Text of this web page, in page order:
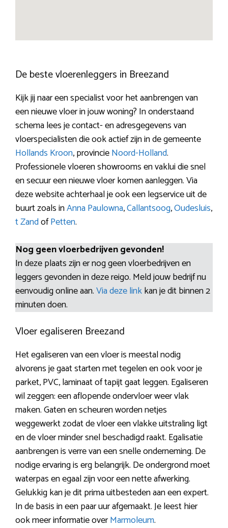
De beste vloerenleggers in Breezand
Kijk jij naar een specialist voor het aanbrengen van
een nieuwe vloer in jouw woning? In onderstaand
schema lees je contact- en adresgegevens van
vloerspecialisten die ook actief zijn in de gemeente
Hollands Kroon, provincieNoord-Holland.
Professionele vloeren showrooms en vaklui die snel
en secuur een nieuwe vloer komen aanleggen. Via
deze website achterhaal je ook een legservice uit de
buurt zoals inAnna Paulowna,Callantsoog,Oudesluis,
t ZandofPetten.
Nog geen vloerbedrijven gevonden!
In deze plaats zijn er nog geen vloerbedrijven en
leggers gevonden in deze reigo. Meld jouw bedrijf nu
eenvoudig online aan.Via deze linkkan je dit binnen 2
minuten doen.
Vloer egaliseren Breezand
Het egaliseren van een vloer is meestal nodig
alvorens je gaat starten met tegelen en ook voor je
parket, PVC, laminaat of tapijt gaat leggen. Egaliseren
wil zeggen: een aflopende ondervloer weer vlak
maken. Gaten en scheuren worden netjes
weggewerkt zodat de vloer een vlakke uitstraling ligt
en de vloer minder snel beschadigd raakt. Egalisatie
aanbrengen is verre van een snelle onderneming. De
nodige ervaring is erg belangrijk. De ondergrond moet
waterpas en egaal zijn voor een nette afwerking.
Gelukkig kan je dit prima uitbesteden aan een expert.
In de basis in een paar uur afgemaakt. Je leest hier
ook meer informatie overMarmoleum.